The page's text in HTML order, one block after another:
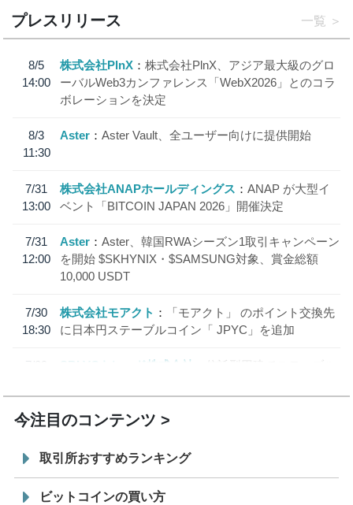
プレスリリース 一覧
8/5
14:00
株式会社PlnX
株式会社PlnX、アジア最大級のグロ
ーバルWeb3カンファレンス「WebX2026」とのコラ
ボレーションを決定
8/3
11:30
Aster Aster Vault、全ユーザー向けに提供開始
7/31
13:00
株式会社ANAPホールディングス
ANAP が大型イ
ベント「BITCOIN JAPAN 2026」開催決定
7/31
12:00
Aster
Aster、韓国RWAシーズン1取引キャンペーン
を開始 $SKHYNIX・$SAMSUNG対象、賞金総額
10,000 USDT
7/30
18:30
株式会社モアクト
「モアクト」 のポイント交換先
に日本円ステーブルコイン「 JPYC」を追加
7/29
SBI VCトレード株式会社
信託型円建てステーブル
今注目のコンテンツ
取引所おすすめランキング
ビットコインの買い方